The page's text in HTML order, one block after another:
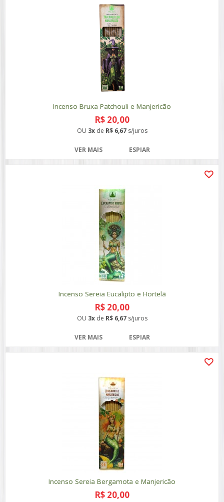
Incenso Bruxa Patchouli e Manjericão
R$ 20,00
OU 3xde R$ 6,67s/juros
VER MAIS ESPIAR
Incenso Sereia Eucalipto e Hortelã
R$ 20,00
OU 3xde R$ 6,67s/juros
VER MAIS ESPIAR
Incenso Sereia Bergamota e Manjericão
R$ 20,00